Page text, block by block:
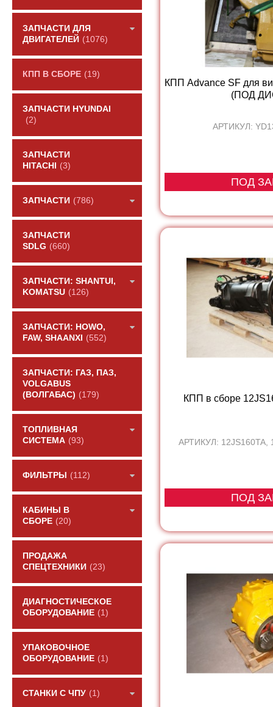
ЗАПЧАСТИ ДЛЯ
ДВИГАТЕЛЕЙ (1076)
КПП В СБОРЕ (19)
ЗАПЧАСТИ HYUNDAI
(2)
ЗАПЧАСТИ
HITACHI
(3)
ЗАПЧАСТИ (786)
ЗАПЧАСТИ
SDLG (660)
ЗАПЧАСТИ: SHANTUI,
KOMATSU (126)
ЗАПЧАСТИ: HOWO,
FAW, SHAANXI
(552)
ЗАПЧАСТИ: ГАЗ, ПАЗ,
VOLGABUS
(ВОЛГАБАС) (179)
ТОПЛИВНАЯ
СИСТЕМА (93)
ФИЛЬТРЫ (112)
КАБИНЫ В
СБОРЕ (20)
ПРОДАЖА
СПЕЦТЕХНИКИ (23)
ДИАГНОСТИЧЕСКОЕ
ОБОРУДОВАНИЕ (1)
УПАКОВОЧНОЕ
ОБОРУДОВАНИЕ (1)
СТАНКИ С ЧПУ (1)
КПП Advance SF для
(ПОД
АРТИКУЛ:
ПОД
КПП в сборе
АРТИКУЛ: 12JS160TA,
ПОД